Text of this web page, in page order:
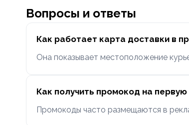
Вопросы и ответы
Как работает карта доставки в
Она показывает местоположение
Как получить промокод на первую
Промокоды часто размещаются в